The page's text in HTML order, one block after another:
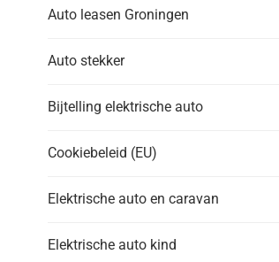
Auto leasen Groningen
Auto stekker
Bijtelling elektrische auto
Cookiebeleid (EU)
Elektrische auto en caravan
Elektrische auto kind